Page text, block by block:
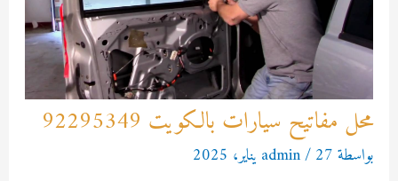
محل مفاتيح سيارات بالكويت 92295349
بواسطة admin/27 يناير، 2025